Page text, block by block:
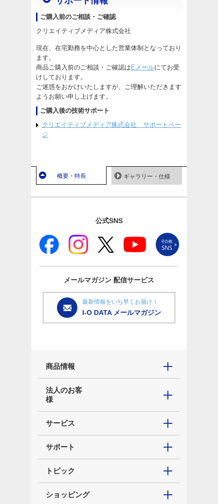
ご購入前のご相談・ご確認
クリエイティブメディア株式会社
現在、在宅勤務を中心とした営業体制となっており
ます。
商品ご購入前のご相談・ご確認は Eメールにてお受
けしております。
ご迷惑をおかけいたしますが、ご理解いただきます
ようお願い申し上げます。
ご購入後の技術サポート
クリエイティブメディア株式会社 サポートペー
ジ
概要・特長 ギャラリー・仕様
公式SNS
メールマガジン 配信サービス
最新情報をいち早くお届け！
I-O DATA メールマガジン
商品情報
法人のお客
様
サービス
サポート
トピック
ショッピング